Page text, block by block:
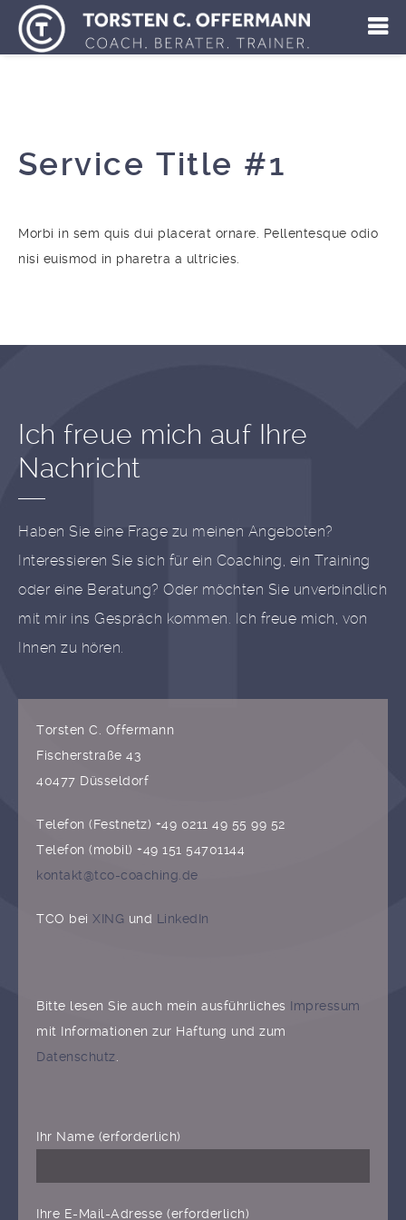
Service Title #1
Morbi in sem quis dui placerat ornare. Pellentesque odio
nisi euismod in pharetra a ultricies.
Ich freue mich auf Ihre
Nachricht
Haben Sie eine Frage zu meinen Angeboten?
Interessieren Sie sich für ein Coaching, ein Training
oder eine Beratung? Oder möchten Sie unverbindlich
mit mir ins Gespräch kommen. Ich freue mich, von
Ihnen zu hören.
Torsten C. Offermann
Fischerstraße 43
40477 Düsseldorf
Telefon (Festnetz) +49 0211 49 55 99 52
Telefon (mobil) +49 151 54701144
kontakt@tco-coaching.de
TCO bei XING und LinkedIn
Bitte lesen Sie auch mein ausführliches Impressum
mit Informationen zur Haftung und zum
Datenschutz
Ihr Name (erforderlich)
Ihre E-Mail-Adresse (erforderlich)